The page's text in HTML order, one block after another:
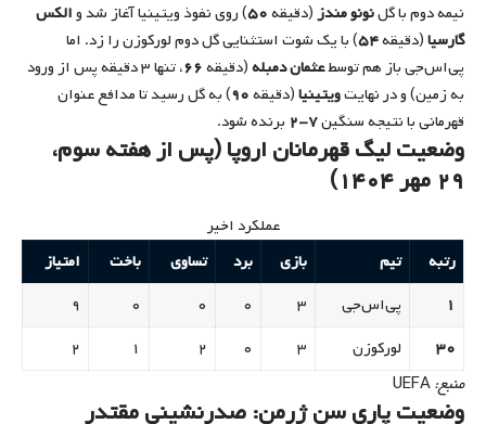
نیمه دوم با گلنونو مندز(دقیقه۵۰) روی نفوذ ویتینیا آغاز شد والکس
گارسیا(دقیقه۵۴) با یک شوت استثنایی گل دوم لورکوزن را زد. اما
پی‌اس‌جی باز هم توسطعثمان دمبله(دقیقه۶۶
، تنها ۳ دقیقه پس از ورود
به زمین) و در نهایتویتینیا(دقیقه۹۰) به گل رسید تا مدافع عنوان
قهرمانی با نتیجه سنگین۷-۲ برنده شود.
وضعیت لیگ قهرمانان اروپا (پس از هفته سوم،
۲۹ مهر ۱۴۰۴)
عملکرد اخیر
رتبه
تیم بازی برد تساوی باخت
امتیاز
۱
پی‌اس‌جی ۳ ۰ ۰ ۰
۹
۳۰
لورکوزن ۳ ۰ ۲ ۱
۲
منبع:UEFA
وضعیت پاری سن ژرمن: صدرنشینی مقتدر